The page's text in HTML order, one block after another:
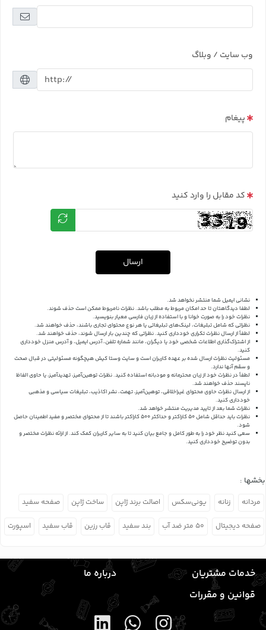
وب سایت / وبلاگ
پیغام
کد مقابل را وارد کنید
ارسال
نشانی ایمیل شما منتشر نخواهد شد.
لطفا دیدگاهتان تا حد امکان مربوط به مطلب باشد. نظرات نامربوط ممکن است حذف شوند.
نظرات خود را به صورت خوانا و با استفاده از زبان فارسی معیار بنویسید.
نظراتی که شامل تبلیغات، لینک‌های تبلیغاتی یا هر نوع محتوای تجاری باشند، حذف خواهند شد.
لطفاً از ارسال نظرات تکراری خودداری کنید. نظراتی که چندین بار ارسال شوند، حذف خواهند شد.
از اشتراک‌گذاری اطلاعات شخصی خود یا دیگران، مانند شماره تلفن، آدرس ایمیل، و آدرس منزل خودداری
کنید.
مسئولیت نظرات ارسال شده بر عهده کاربران است و سایت وستا کیش هیچگونه مسئولیتی در قبال صحت
و سقم آنها ندارد.
لطفاً در نظرات خود از زبان محترمانه و مودبانه استفاده کنید. نظرات توهین‌آمیز، تهدیدآمیز، یا حاوی الفاظ
ناپسند حذف خواهند شد.
از ارسال نظرات حاوی محتوای غیراخلاقی، توهین‌آمیز، تهمت، نشر اکاذیب، تبلیغات سیاسی و مذهبی
خودداری کنید.
نظرات شما بعد از تایید مدیریت منتشر خواهد شد.
نظرات باید حداقل شامل 50 کاراکتر و حداکثر 500 کاراکتر باشند تا از محتوای مختصر و مفید اطمینان حاصل
شود.
سعی کنید نظر خود را به طور کامل و جامع بیان کنید تا به سایر کاربران کمک کند.از ارائه نظرات مختصر و
بدون توضیح خودداری کنید.
بخشها :
مردانه زنانه یونی‌سکس اصالت برند ژاپن ساخت ژاپن صفحه سفید
صفحه دیجیتال ۵۰ متر ضد آب بند سفید قاب رزین قاب سفید اسپورت
خدمات مشتریان
درباره ما
قوانین و مقررات